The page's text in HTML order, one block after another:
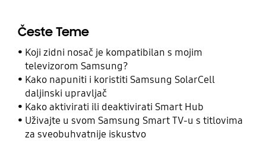
Česte Teme
Koji zidni nosač je kompatibilan s mojim
televizorom Samsung?
Kako napuniti i koristiti Samsung SolarCell
daljinski upravljač
Kako aktivirati ili deaktivirati Smart Hub
Uživajte u svom Samsung Smart TV-u s titlovima
za sveobuhvatnije iskustvo